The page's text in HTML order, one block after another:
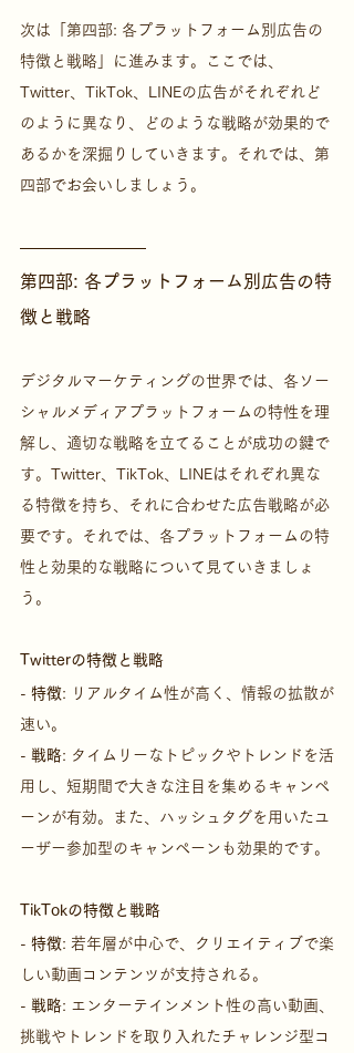
次は「第四部: 各プラットフォーム別広告の
特徴と戦略」に進みます。ここでは、
Twitter、TikTok、LINEの広告がそれぞれど
のように異なり、どのような戦略が効果的で
あるかを深掘りしていきます。それでは、第
四部でお会いしましょう。
第四部: 各プラットフォーム別広告の特
徴と戦略
デジタルマーケティングの世界では、各ソー
シャルメディアプラットフォームの特性を理
解し、適切な戦略を立てることが成功の鍵で
す。Twitter、TikTok、LINEはそれぞれ異な
る特徴を持ち、それに合わせた広告戦略が必
要です。それでは、各プラットフォームの特
性と効果的な戦略について見ていきましょ
う。
Twitterの特徴と戦略
- 特徴: リアルタイム性が高く、情報の拡散が
速い。
- 戦略: タイムリーなトピックやトレンドを活
用し、短期間で大きな注目を集めるキャンペ
ーンが有効。また、ハッシュタグを用いたユ
ーザー参加型のキャンペーンも効果的です。
TikTokの特徴と戦略
- 特徴: 若年層が中心で、クリエイティブで楽
しい動画コンテンツが支持される。
- 戦略: エンターテインメント性の高い動画、
挑戦やトレンドを取り入れたチャレンジ型コ